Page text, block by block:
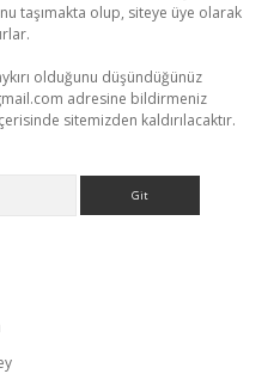
taşımakta olup, siteye üye olarak
olduğunu düşündüğünüz
adresine bildirmeniz
sitemizden kaldırılacaktır.